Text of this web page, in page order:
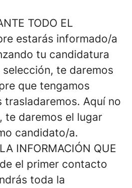
TODO EL
estarás informado/a
tu candidatura
te daremos
que tengamos
trasladaremos. Aquí no
te daremos el lugar
candidato/a.
INFORMACIÓN QUE
el primer contacto
toda la